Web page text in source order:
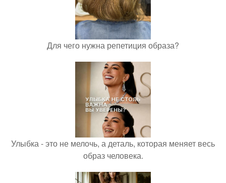
Для чего нужна репетиция образа?
Улыбка - это не мелочь, а деталь, которая меняет весь
образ человека.